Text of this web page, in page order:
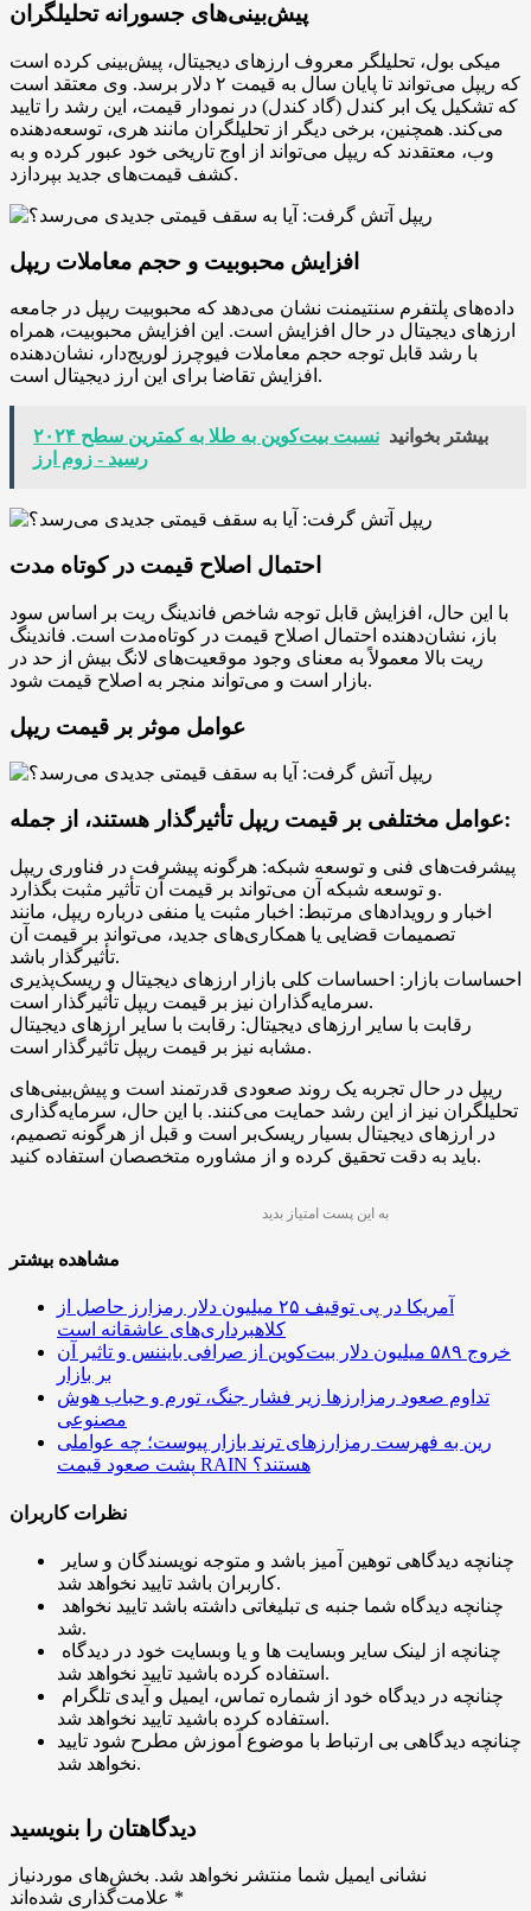
پیش‌بینی‌های جسورانه تحلیلگران
میکی بول، تحلیلگر معروف ارزهای دیجیتال، پیش‌بینی کرده است
که ریپل می‌تواند تا پایان سال به قیمت ۲ دلار برسد. وی معتقد است
که تشکیل یک ابر کندل (گاد کندل) در نمودار قیمت، این رشد را تایید
می‌کند. همچنین، برخی دیگر از تحلیلگران مانند هری، توسعه‌دهنده
وب، معتقدند که ریپل می‌تواند از اوج تاریخی خود عبور کرده و به
کشف قیمت‌های جدید بپردازد.
افزایش محبوبیت و حجم معاملات ریپل
داده‌های پلتفرم سنتیمنت نشان می‌دهد که محبوبیت ریپل در جامعه
ارزهای دیجیتال در حال افزایش است. این افزایش محبوبیت، همراه
با رشد قابل توجه حجم معاملات فیوچرز لوریج‌دار، نشان‌دهنده
افزایش تقاضا برای این ارز دیجیتال است.
بیشتر بخوانید
نسبت بیت‌کوین به طلا به کمترین سطح ۲۰۲۴
رسید - زوم ارز
احتمال اصلاح قیمت در کوتاه مدت
با این حال، افزایش قابل توجه شاخص فاندینگ ریت بر اساس سود
باز، نشان‌دهنده احتمال اصلاح قیمت در کوتاه‌مدت است. فاندینگ
ریت بالا معمولاً به معنای وجود موقعیت‌های لانگ بیش از حد در
بازار است و می‌تواند منجر به اصلاح قیمت شود.
عوامل موثر بر قیمت ریپل
عوامل مختلفی بر قیمت ریپل تأثیرگذار هستند، از جمله:
پیشرفت‌های فنی و توسعه شبکه: هرگونه پیشرفت در فناوری ریپل
و توسعه شبکه آن می‌تواند بر قیمت آن تأثیر مثبت بگذارد.
اخبار و رویدادهای مرتبط: اخبار مثبت یا منفی درباره ریپل، مانند
تصمیمات قضایی یا همکاری‌های جدید، می‌تواند بر قیمت آن
تأثیرگذار باشد.
احساسات بازار: احساسات کلی بازار ارزهای دیجیتال و ریسک‌پذیری
سرمایه‌گذاران نیز بر قیمت ریپل تأثیرگذار است.
رقابت با سایر ارزهای دیجیتال: رقابت با سایر ارزهای دیجیتال
مشابه نیز بر قیمت ریپل تأثیرگذار است.
ریپل در حال تجربه یک روند صعودی قدرتمند است و پیش‌بینی‌های
تحلیلگران نیز از این رشد حمایت می‌کنند. با این حال، سرمایه‌گذاری
در ارزهای دیجیتال بسیار ریسک‌بر است و قبل از هرگونه تصمیم،
باید به دقت تحقیق کرده و از مشاوره متخصصان استفاده کنید.
به این پست امتیاز بدید
مشاهده بیشتر
آمریکا در پی توقیف ۲۵ میلیون دلار رمزارز حاصل از
کلاهبرداری‌های عاشقانه است
خروج ۵۸۹ میلیون دلار بیت‌کوین از صرافی بایننس و تاثیر آن
بر بازار
تداوم صعود رمزارزها زیر فشار جنگ، تورم و حباب هوش
مصنوعی
رین به فهرست رمزارزهای ترند بازار پیوست؛ چه عواملی
پشت صعود قیمت RAIN هستند؟
نظرات کاربران
کاربران باشد تایید نخواهد شد.
شد.
استفاده کرده باشید تایید نخواهد شد.
استفاده کرده باشید تایید نخواهد شد.
چنانچه دیدگاهی بی ارتباط با موضوع آموزش مطرح شود تایید
نخواهد شد.
دیدگاهتان را بنویسید
نشانی ایمیل شما منتشر نخواهد شد. بخش‌های موردنیاز
*